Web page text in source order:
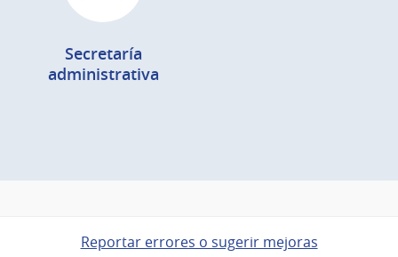
Secretaría
administrativa
Reportar errores o sugerir mejoras